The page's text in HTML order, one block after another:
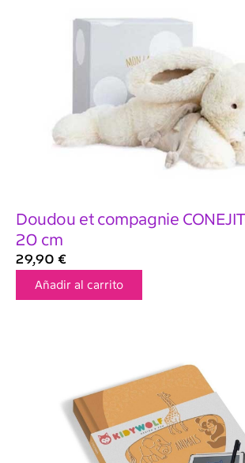
Doudou et compagnie
20 cm
29,90 €
Añadir al carrito